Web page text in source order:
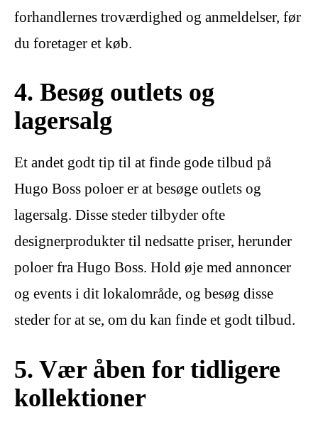
forhandlernes troværdighed og anmeldelser, før
du foretager et køb.
4. Besøg outlets og
lagersalg
Et andet godt tip til at finde gode tilbud på
Hugo Boss poloer er at besøge outlets og
lagersalg. Disse steder tilbyder ofte
designerprodukter til nedsatte priser, herunder
poloer fra Hugo Boss. Hold øje med annoncer
og events i dit lokalområde, og besøg disse
steder for at se, om du kan finde et godt tilbud.
5. Vær åben for tidligere
kollektioner